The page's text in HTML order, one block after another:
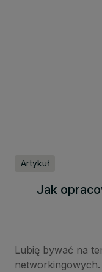
Artykuł
Jak
Lubię bywać na